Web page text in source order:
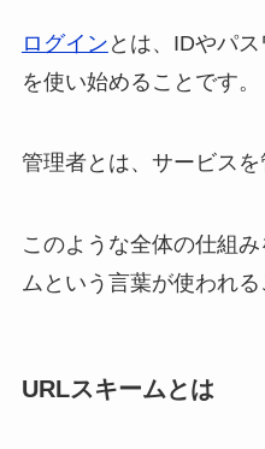
ログイン とは、IDやパ
を使い始めることです。
管理者とは、サービスを
このような全体の仕組
ムという言葉が使われる
URLスキームとは